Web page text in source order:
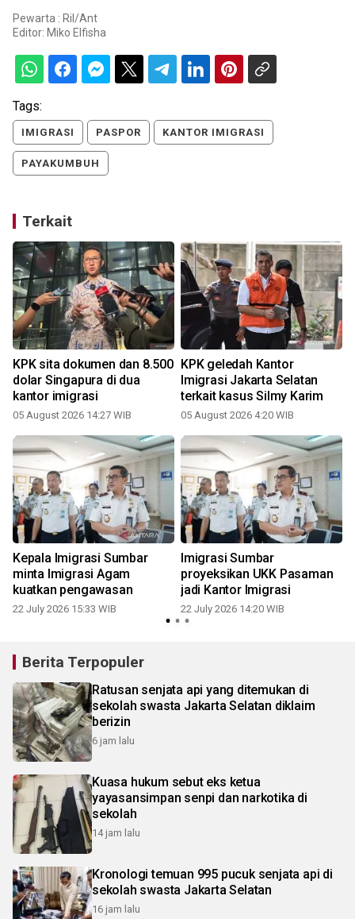
Pewarta : Ril/Ant
Editor: Miko Elfisha
Tags:
IMIGRASI PASPOR KANTOR IMIGRASI
PAYAKUMBUH
Terkait
KPK sita dokumen dan 8.500
dolar Singapura di dua
kantor imigrasi
05 August 2026 14:27 WIB
KPK geledah Kantor
Imigrasi Jakarta Selatan
terkait kasus Silmy Karim
05 August 2026 4:20 WIB
Kepala Imigrasi Sumbar
minta Imigrasi Agam
kuatkan pengawasan
22 July 2026 15:33 WIB
Imigrasi Sumbar
proyeksikan UKK Pasaman
jadi Kantor Imigrasi
22 July 2026 14:20 WIB
Berita Terpopuler
Ratusan senjata api yang ditemukan di
sekolah swasta Jakarta Selatan diklaim
berizin
6 jam lalu
Kuasa hukum sebut eks ketua
yayasansimpan senpi dan narkotika di
sekolah
14 jam lalu
Kronologi temuan 995 pucuk senjata api di
sekolah swasta Jakarta Selatan
16 jam lalu